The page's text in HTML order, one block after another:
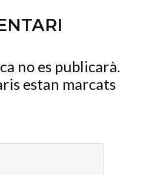
no es publicarà.
estan marcats